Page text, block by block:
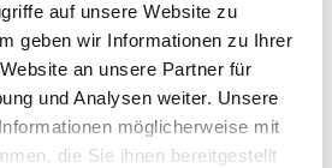
auf unsere Website zu
geben wir Informationen zu Ihrer
an unsere Partner für
und Analysen weiter. Unsere
möglicherweise mit
die Sie ihnen bereitgestellt
Publikationen